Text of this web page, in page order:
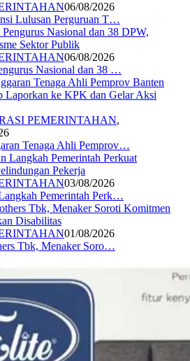
06/08/2026
Lulusan Perguruan T…
06/08/2026
Nasional dan 38 …
PEMERINTAHAN,
Tenaga Ahli Pemprov…
03/08/2026
Pemerintah Perk…
01/08/2026
Tbk, Menaker Soro…